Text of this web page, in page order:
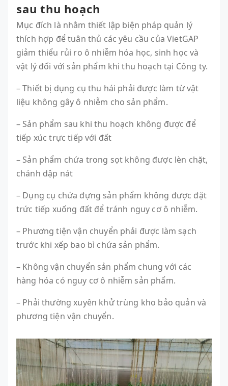
sau thu hoạch
Mục đích là nhằm thiết lập biện pháp quản lý
thích hợp để tuân thủ các yêu cầu của VietGAP
giảm thiểu rủi ro ô nhiễm hóa học, sinh học và
vật lý đối với sản phẩm khi thu hoạch tại Công ty.
– Thiết bị dụng cụ thu hái phải được làm từ vật
liệu không gây ô nhiễm cho sản phẩm.
– Sản phẩm sau khi thu hoạch không được để
tiếp xúc trực tiếp với đất
– Sản phẩm chứa trong sọt không được lèn chặt,
chánh dập nát
– Dụng cụ chứa đựng sản phẩm không được đặt
trức tiếp xuống đất để tránh nguy cơ ô nhiễm.
– Phương tiện vận chuyển phải được làm sạch
trước khi xếp bao bì chứa sản phẩm.
– Không vận chuyển sản phẩm chung với các
hàng hóa có nguy cơ ô nhiễm sản phẩm.
– Phải thường xuyên khử trùng kho bảo quản và
phương tiện vận chuyển.